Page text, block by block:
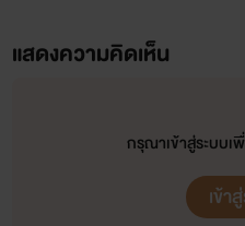
ฉาก NC อาจจะเยอะ นา
หน่อยนะจ๊ะ เพื่อเป็นกำลังใจในก
แสดงความคิดเห็น
กรุณาเข้าสู่ระบบเ
เข้า